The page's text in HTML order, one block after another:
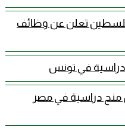
فلسطين تعلن عن وظائف
دراسية في تونس
منح دراسية في مصر